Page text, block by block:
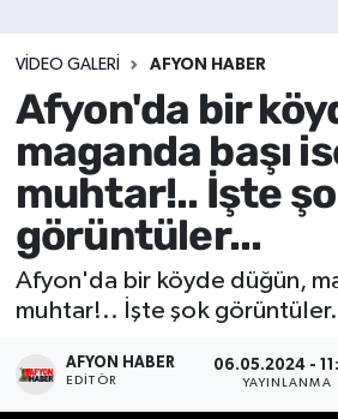
VIDEO GALERI AFYON HABER
Afyon'da bir
maganda başı
muhtar!.. İşte
görüntüler...
Afyon'da bir köyde düğün,
muhtar!.. İşte şok
AFYON HABER
EDITÖR
06.05.2024 -
YAYINLANMA
Sağlık
Eğitim
Sivil Toplum
Ekonomi
Etkinlikler